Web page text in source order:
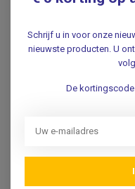
Partusset Type II
1x
1x
episotomieën.
soepele bevalling.
Schrijf u in voor onze
nieuwste producten. U
De kortingscode